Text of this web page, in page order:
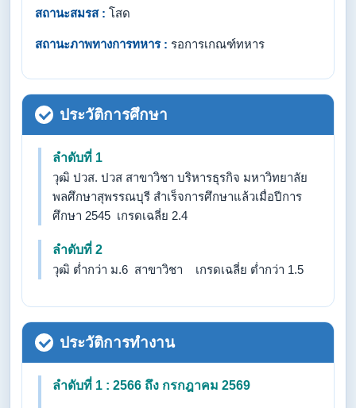
สถานะสมรส : โสด
สถานะภาพทางการทหาร : รอการเกณฑ์ทหาร
ประวัติการศึกษา
ลำดับที่ 1
วุฒิ ปวส. ปวส สาขาวิชา บริหารธุรกิจ มหาวิทยาลัย
พลศึกษาสุพรรณบุรี สำเร็จการศึกษาแล้วเมื่อปีการ
ศึกษา 2545 เกรดเฉลี่ย 2.4
ลำดับที่ 2
วุฒิ ต่ำกว่า ม.6 สาขาวิชา เกรดเฉลี่ย ต่ำกว่า 1.5
ประวัติการทำงาน
ลำดับที่ 1 : 2566 ถึง กรกฎาคม 2569